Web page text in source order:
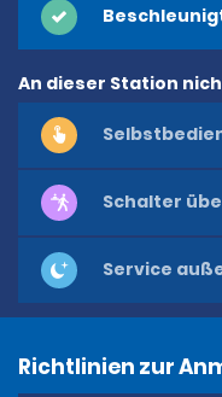
An dieser Station
Schalter
Service
Richtlinien zur